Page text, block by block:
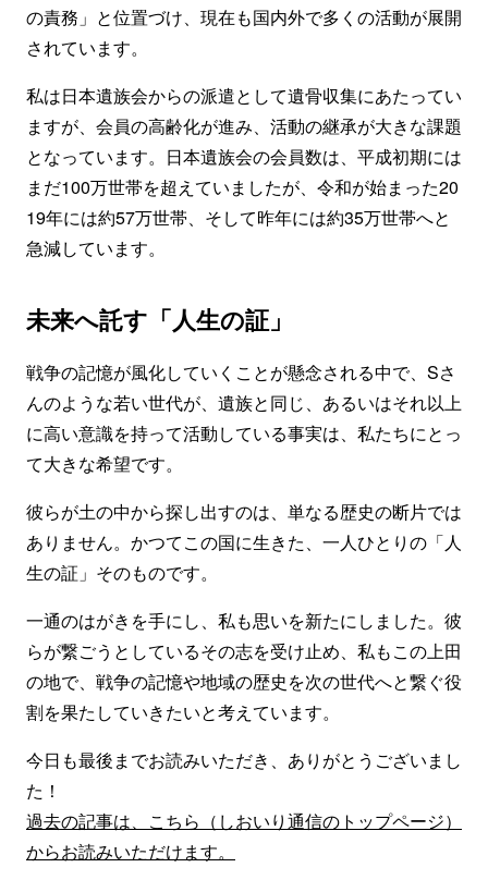
の責務」と位置づけ、現在も国内外で多くの活動が展開
されています。
私は日本遺族会からの派遣として遺骨収集にあたってい
ますが、会員の高齢化が進み、活動の継承が大きな課題
となっています。日本遺族会の会員数は、平成初期には
まだ100万世帯を超えていましたが、令和が始まった20
19年には約57万世帯、そして昨年には約35万世帯へと
急減しています。
未来へ託す「人生の証」
戦争の記憶が風化していくことが懸念される中で、Sさ
んのような若い世代が、遺族と同じ、あるいはそれ以上
に高い意識を持って活動している事実は、私たちにとっ
て大きな希望です。
彼らが土の中から探し出すのは、単なる歴史の断片では
ありません。かつてこの国に生きた、一人ひとりの「人
生の証」そのものです。
一通のはがきを手にし、私も思いを新たにしました。彼
らが繋ごうとしているその志を受け止め、私もこの上田
の地で、戦争の記憶や地域の歴史を次の世代へと繋ぐ役
割を果たしていきたいと考えています。
今日も最後までお読みいただき、ありがとうございまし
た！
過去の記事は、こちら（しおいり通信のトップページ）
からお読みいただけます。